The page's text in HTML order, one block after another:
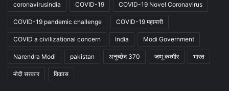
coronavirusindia COVID-19 COVID-19 Novel Coronavirus
COVID-19 pandemic challenge COVID-19 महामारी
COVID a civilizational concern India Modi Government
Narendra Modi pakistan अनुच्छेद 370 जम्मू कश्मीर भारत
मोदी सरकार विकास